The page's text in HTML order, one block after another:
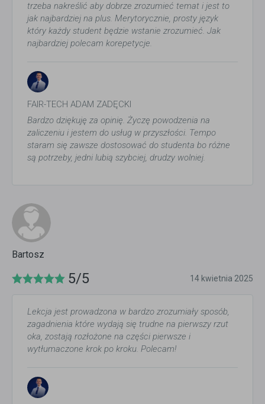
trzeba nakreślić aby dobrze zrozumieć temat i jest to
jak najbardziej na plus. Merytorycznie, prosty język
który każdy student będzie wstanie zrozumieć. Jak
najbardziej polecam korepetycje.
FAIR-TECH ADAM ZADĘCKI
Bardzo dziękuję za opinię. Życzę powodzenia na
zaliczeniu i jestem do usług w przyszłości. Tempo
staram się zawsze dostosować do studenta bo różne
są potrzeby, jedni lubią szybciej, drudzy wolniej.
Bartosz
5/5 14 kwietnia 2025
Lekcja jest prowadzona w bardzo zrozumiały sposób,
zagadnienia które wydają się trudne na pierwszy rzut
oka, zostają rozłożone na części pierwsze i
wytłumaczone krok po kroku. Polecam!